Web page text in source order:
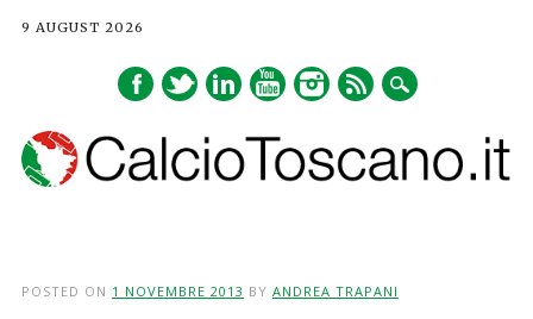
9 AUGUST 2026
POSTED ON 1 NOVEMBRE 2013 BY ANDREA TRAPANI